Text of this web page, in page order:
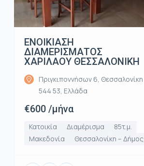
ΕΝΟΙΚΙΑΣΗ
ΔΙΑΜΕΡΙΣΜΑΤΟΣ
ΧΑΡΙΛΑΟΥ ΘΕΣΣΑΛΟΝΙΚΗ
Πριγκιποννήσων 6, Θεσσαλονίκη
544 53, Ελλάδα
€600 /μήνα
Κατοικία Διαμέρισμα
85τ.μ.
Μακεδονία
Θεσσαλονίκη – Δήμος